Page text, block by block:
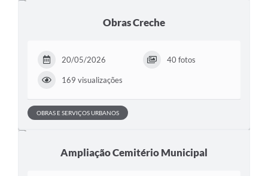
Obras Creche
20/05/2026 40 fotos
169 visualizações
OBRAS E SERVIÇOS URBANOS
Ampliação Cemitério Municipal